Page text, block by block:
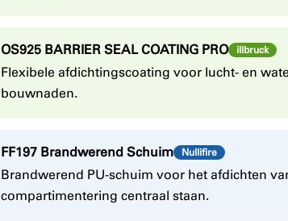
OS925 BARRIER SEAL COATING PRO illbruck
Flexibele afdichtingscoating voor lucht- en
bouwnaden.
FF197 Brandwerend Schuim Nullifire
Brandwerend PU-schuim voor het afdichten
compartimentering centraal staan.